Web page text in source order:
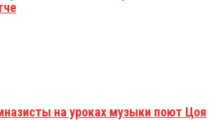
на уроках музыки поют Цоя